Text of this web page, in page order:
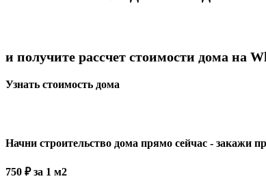
и получите рассчет стоимости дома на
Узнать стоимость дома
Начни строительство дома прямо сейчас - закажи
750 ₽ за 1 м2